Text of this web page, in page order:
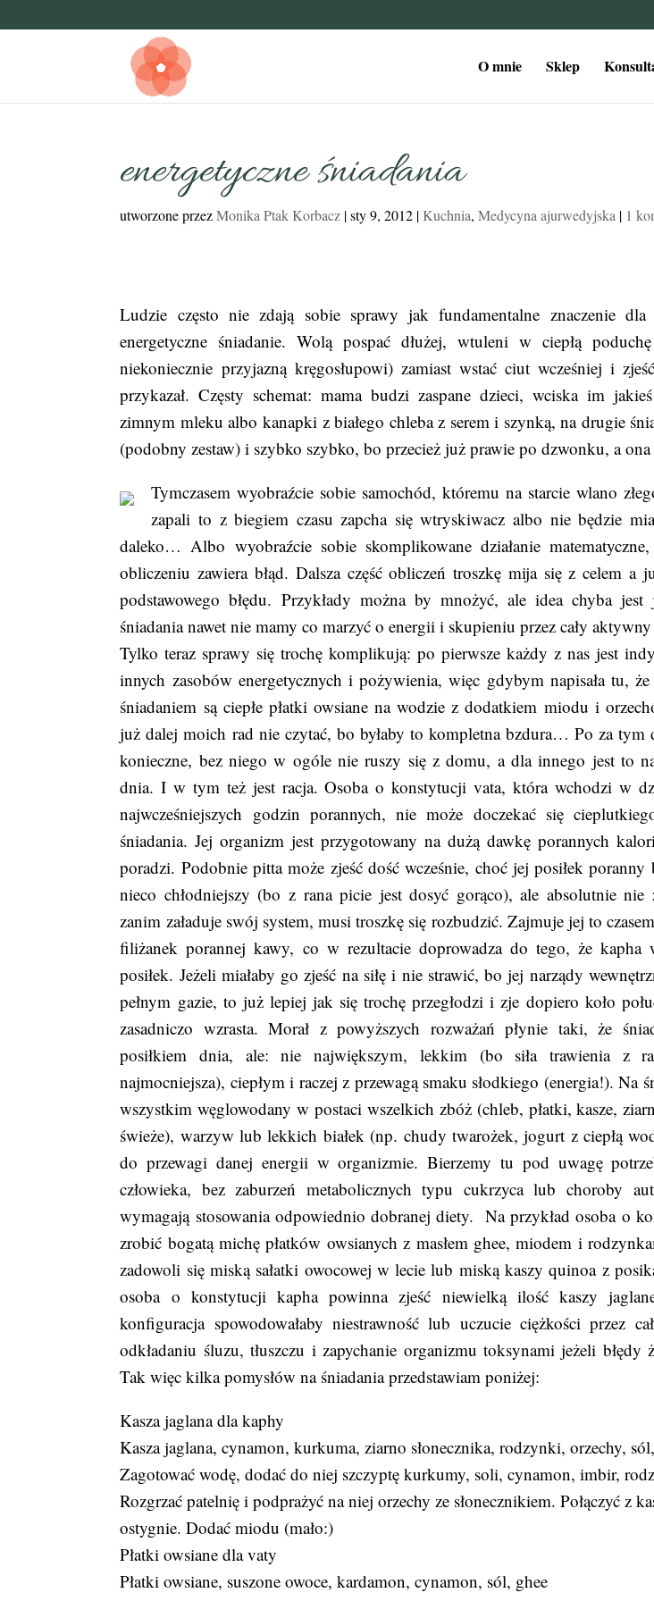
O mnie Sklep
energetyczne śniadania
utworzone przezMonika Ptak Korbacz |sty 9, 2012 |Kuchnia,Medycyna ajurwedyjska | 1
Ludzie często nie zdają sobie sprawy jak fundamentalne znaczenie
energetyczne śniadanie. Wolą pospać dłużej, wtuleni w ciepłą
niekoniecznie przyjazną kręgosłupowi) zamiast wstać ciut wcześniej i
przykazał. Częsty schemat: mama budzi zaspane dzieci, wciska im
zimnym mleku albo kanapki z białego chleba z serem i szynką, na drugie
(podobny zestaw) i szybko szybko, bo przecież już prawie po dzwonku, a
Tymczasem wyobraźcie sobie samochód, któremu na starcie wlano
zapali to z biegiem czasu zapcha się wtryskiwacz albo nie będzie
daleko… Albo wyobraźcie sobie skomplikowane działanie
obliczeniu zawiera błąd. Dalsza część obliczeń troszkę mija się z celem a
podstawowego błędu. Przykłady można by mnożyć, ale idea chyba jest
śniadania nawet nie mamy co marzyć o energii i skupieniu przez cały
Tylko teraz sprawy się trochę komplikują: po pierwsze każdy z nas jest
innych zasobów energetycznych i pożywienia, więc gdybym napisała tu,
śniadaniem są ciepłe płatki owsiane na wodzie z dodatkiem miodu i
już dalej moich rad nie czytać, bo byłaby to kompletna bzdura… Po za tym
konieczne, bez niego w ogóle nie ruszy się z domu, a dla innego jest to
dnia. I w tym też jest racja. Osoba o konstytucji vata, która wchodzi w
najwcześniejszych godzin porannych, nie może doczekać się
śniadania. Jej organizm jest przygotowany na dużą dawkę porannych
poradzi. Podobnie pitta może zjeść dość wcześnie, choć jej posiłek
nieco chłodniejszy (bo z rana picie jest dosyć gorąco), ale absolutnie nie
zanim załaduje swój system, musi troszkę się rozbudzić. Zajmuje jej to
filiżanek porannej kawy, co w rezultacie doprowadza do tego, że kapha
posiłek. Jeżeli miałaby go zjeść na siłę i nie strawić, bo jej narządy
pełnym gazie, to już lepiej jak się trochę przegłodzi i zje dopiero koło
zasadniczo wzrasta. Morał z powyższych rozważań płynie taki, że
posiłkiem dnia, ale: nie największym, lekkim (bo siła trawienia z
najmocniejsza), ciepłym i raczej z przewagą smaku słodkiego (energia!). Na
wszystkim węglowodany w postaci wszelkich zbóż (chleb, płatki, kasze,
świeże), warzyw lub lekkich białek (np. chudy twarożek, jogurt z ciepłą
do przewagi danej energii w organizmie. Bierzemy tu pod uwagę
człowieka, bez zaburzeń metabolicznych typu cukrzyca lub choroby
wymagają stosowania odpowiednio dobranej diety. Na przykład osoba o
zrobić bogatą michę płatków owsianych z masłem ghee, miodem i
zadowoli się miską sałatki owocowej w lecie lub miską kaszy quinoa z
osoba o konstytucji kapha powinna zjeść niewielką ilość kaszy
konfiguracja spowodowałaby niestrawność lub uczucie ciężkości przez
odkładaniu śluzu, tłuszczu i zapychanie organizmu toksynami jeżeli błędy
Tak więc kilka pomysłów na śniadania przedstawiam poniżej:
Kasza jaglana dla kaphy
Kasza jaglana, cynamon, kurkuma, ziarno słonecznika, rodzynki, orzechy,
Zagotować wodę, dodać do niej szczyptę kurkumy, soli, cynamon, imbir,
Rozgrzać patelnię i podprażyć na niej orzechy ze słonecznikiem. Połączyć z
ostygnie. Dodać miodu (mało:)
Płatki owsiane dla vaty
Płatki owsiane, suszone owoce, kardamon, cynamon, sól, ghee